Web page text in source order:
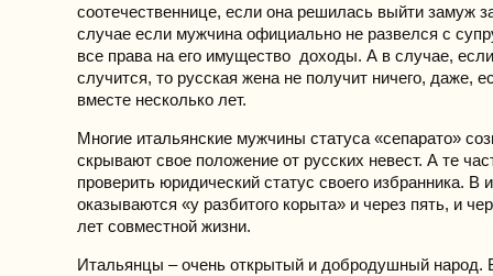
соотечественнице, если она решилась выйти замуж
случае если мужчина официально не развелся с
все права на его имущество доходы. А в случае,
случится, то русская жена не получит ничего, даже,
вместе несколько лет.
Многие итальянские мужчины статуса «сепарато»
скрывают свое положение от русских невест. А те
проверить юридический статус своего избранника. В
оказываются «у разбитого корыта» и через пять, и
лет совместной жизни.
Итальянцы – очень открытый и добродушный народ.